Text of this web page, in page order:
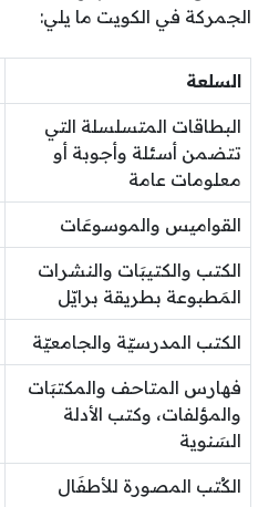
الجمركة في الكويت ما يلي:
السلعة
البطاقات المتسلسلة التي
تتضمن أسئلة وأجوبة أو
معلومات عامة
القواميس والموسوعَات
الكتب والكتيبَات والنشرات
المَطبوعة بطريقة برايّل
الكتب المدرسيّة والجامعيّة
فهارس المتاحف والمكتبَات
والمؤلفات، وكتب الأدلة
السَنوية
الكُتب المصورة للأطفَال